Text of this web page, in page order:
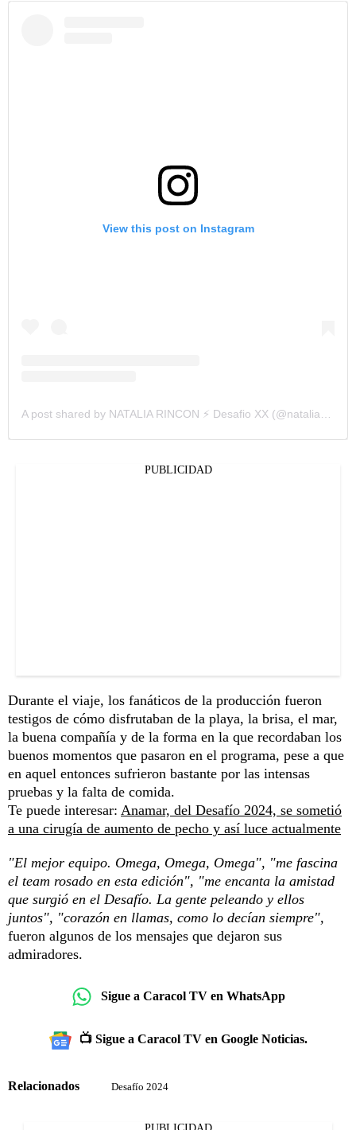
View this post on Instagram
PUBLICIDAD
Durante el viaje, los fanáticos de la producción fueron
testigos de cómo disfrutaban de la playa, la brisa, el mar,
la buena compañía y de la forma en la que recordaban los
buenos momentos que pasaron en el programa, pese a que
en aquel entonces sufrieron bastante por las intensas
pruebas y la falta de comida.
Te puede interesar: Anamar, del Desafío 2024, se sometió
a una cirugía de aumento de pecho y así luce actualmente
"El mejor equipo. Omega, Omega, Omega", "me fascina
el team rosado en esta edición", "me encanta la amistad
que surgió en el Desafío. La gente peleando y ellos
juntos", "corazón en llamas, como lo decían siempre",
fueron algunos de los mensajes que dejaron sus
admiradores.
Sigue a Caracol TV en WhatsApp
📺 Sigue a Caracol TV en Google Noticias.
Relacionados Desafío 2024